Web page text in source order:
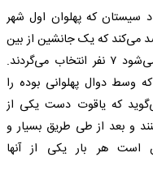
سیستان که‌ پهلوان اول شهر
می‌کند که‌ یک جانشین از بین
جوانان شهر برگزیند در مسابقه‌ای که‌ برپا می‌شود ۷ نفر انتخاب می‌گردند.
وسط دوال پهلوانی بوده را
که‌ یاقوت دست یکی از
حرکت می‌کنند و بعد از طی طریق بسیار و
است هر بار یکی از آنها